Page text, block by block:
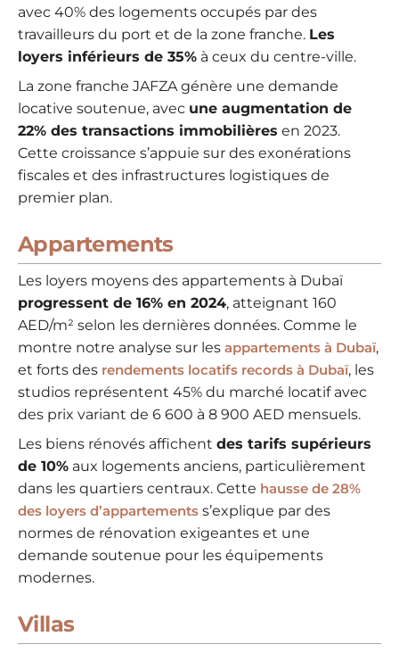
avec 40% des logements occupés par des
travailleurs du port et de la zone franche. Les
loyers inférieurs de 35% à ceux du centre-ville.
La zone franche JAFZA génère une demande
locative soutenue, avec une augmentation de
22% des transactions immobilières en 2023.
Cette croissance s’appuie sur des exonérations
fiscales et des infrastructures logistiques de
premier plan.
Appartements
Les loyers moyens des appartements à Dubaï
progressent de 16% en 2024, atteignant 160
AED/m² selon les dernières données. Comme le
montre notre analyse sur les appartements à Dubaï,
et forts des rendements locatifs records à Dubaï, les
studios représentent 45% du marché locatif avec
des prix variant de 6 600 à 8 900 AED mensuels.
Les biens rénovés affichent des tarifs supérieurs
de 10% aux logements anciens, particulièrement
dans les quartiers centraux. Cette hausse de 28%
des loyers d’appartements s’explique par des
normes de rénovation exigeantes et une
demande soutenue pour les équipements
modernes.
Villas